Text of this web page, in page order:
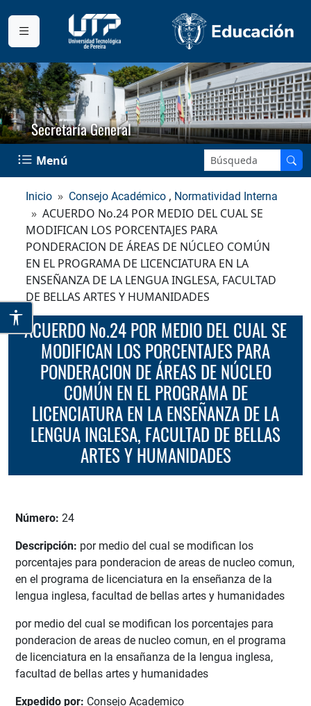
Secretaría General
Menú Buscar en el sitio:
Inicio Consejo Académico , Normatividad Interna
ACUERDO No.24 POR MEDIO DEL CUAL SE
MODIFICAN LOS PORCENTAJES PARA
PONDERACION DE ÁREAS DE NÚCLEO COMÚN
EN EL PROGRAMA DE LICENCIATURA EN LA
ENSEÑANZA DE LA LENGUA INGLESA, FACULTAD
DE BELLAS ARTES Y HUMANIDADES
ACUERDO No.24 POR MEDIO DEL CUAL SE
MODIFICAN LOS PORCENTAJES PARA
PONDERACION DE ÁREAS DE NÚCLEO
COMÚN EN EL PROGRAMA DE
LICENCIATURA EN LA ENSEÑANZA DE LA
LENGUA INGLESA, FACULTAD DE BELLAS
ARTES Y HUMANIDADES
Número: 24
Descripción: por medio del cual se modifican los
porcentajes para ponderacion de areas de nucleo comun,
en el programa de licenciatura en la enseñanza de la
lengua inglesa, facultad de bellas artes y humanidades
por medio del cual se modifican los porcentajes para
ponderacion de areas de nucleo comun, en el programa
de licenciatura en la ensañanza de la lengua inglesa,
facultad de bellas artes y humanidades
Expedido por: Consejo Academico